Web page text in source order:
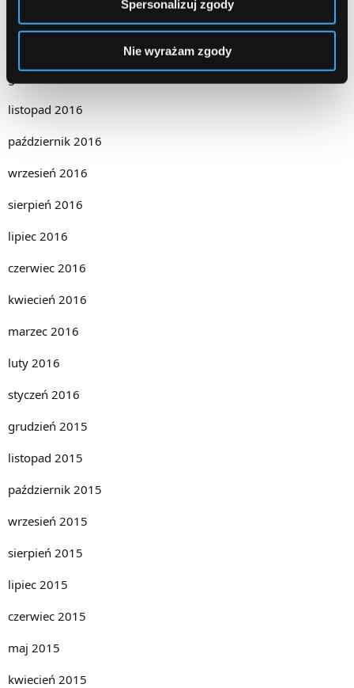
Spersonalizuj zgody
Nie wyrażam zgody
listopad 2016
październik 2016
wrzesień 2016
sierpień 2016
lipiec 2016
czerwiec 2016
kwiecień 2016
marzec 2016
luty 2016
styczeń 2016
grudzień 2015
listopad 2015
październik 2015
wrzesień 2015
sierpień 2015
lipiec 2015
czerwiec 2015
maj 2015
kwiecień 2015